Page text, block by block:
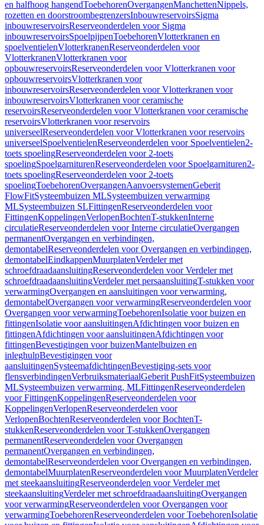
en halfhoog hangendToebehorenOvergangenManchettenNippels,
rozetten en doorstroombegrenzersInbouwreservoirsSigma
inbouwreservoirsReserveonderdelen voor Sigma
inbouwreservoirsSpoelpijpenToebehorenVlotterkranen en
spoelventielenVlotterkranenReserveonderdelen voor
VlotterkranenVlotterkranen voor
opbouwreservoirsReserveonderdelen voor Vlotterkranen voor
opbouwreservoirsVlotterkranen voor
inbouwreservoirsReserveonderdelen voor Vlotterkranen voor
inbouwreservoirsVlotterkranen voor ceramische
reservoirsReserveonderdelen voor Vlotterkranen voor ceramische
reservoirsVlotterkranen voor reservoirs
universeelReserveonderdelen voor Vlotterkranen voor reservoirs
universeelSpoelventielenReserveonderdelen voor Spoelventielen2-
toets spoelingReserveonderdelen voor 2-toets
spoelingSpoelgarniturenReserveonderdelen voor Spoelgarnituren2-
toets spoelingReserveonderdelen voor 2-toets
spoelingToebehorenOvergangenAanvoersystemenGeberit
FlowFitSysteembuizen MLSysteembuizen verwarming
MLSysteembuizen SLFittingenReserveonderdelen voor
FittingenKoppelingenVerlopenBochtenT-stukkenInterne
circulatieReserveonderdelen voor Interne circulatieOvergangen
permanentOvergangen en verbindingen,
demontabelReserveonderdelen voor Overgangen en verbindingen,
demontabelEindkappenMuurplatenVerdeler met
schroefdraadaansluitingReserveonderdelen voor Verdeler met
schroefdraadaansluitingVerdeler met persaansluitingT-stukken voor
verwarmingOvergangen en aansluitingen voor verwarming,
demontabelOvergangen voor verwarmingReserveonderdelen voor
Overgangen voor verwarmingToebehorenIsolatie voor buizen en
fittingenIsolatie voor aansluitingenAfdichtingen voor buizen en
fittingenAfdichtingen voor aansluitingenAfdichtingen voor
fittingenBevestigingen voor buizenMantelbuizen en
inleghulpBevestigingen voor
aansluitingenSysteemafdichtingenBevestiging-sets voor
flensverbindingenVerbruiksmateriaalGeberit PushFitSysteembuizen
MLSysteembuizen verwarming, MLFittingenReserveonderdelen
voor FittingenKoppelingenReserveonderdelen voor
KoppelingenVerlopenReserveonderdelen voor
VerlopenBochtenReserveonderdelen voor BochtenT-
stukkenReserveonderdelen voor T-stukkenOvergangen
permanentReserveonderdelen voor Overgangen
permanentOvergangen en verbindingen,
demontabelReserveonderdelen voor Overgangen en verbindingen,
demontabelMuurplatenReserveonderdelen voor MuurplatenVerdeler
met steekaansluitingReserveonderdelen voor Verdeler met
steekaansluitingVerdeler met schroefdraadaansluitingOvergangen
voor verwarmingReserveonderdelen voor Overgangen voor
verwarmingToebehorenReserveonderdelen voor ToebehorenIsolatie